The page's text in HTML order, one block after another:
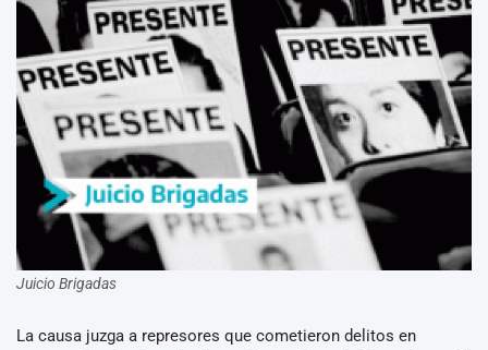
Juicio Brigadas
La causa juzga a represores que cometieron delitos en